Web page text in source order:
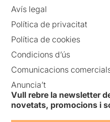
Avís legal
Política de privacitat
Política de cookies
Condicions d’ús
Comunicacions
Anuncia’t
Vull rebre la newsletter
novetats, promocions i